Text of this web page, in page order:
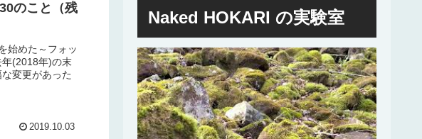
のこと（残
始めた～フォッ
(2018年)の末
変更があった
2019.10.03
Naked HOKARI の実験室